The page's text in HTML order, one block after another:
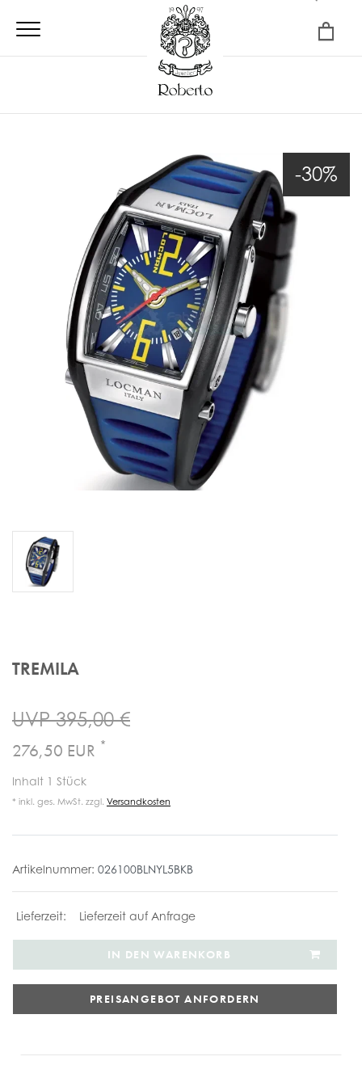
×
-30%
TREMILA
UVP 395,00 €
276,50 EUR *
Inhalt 1 Stück
* inkl. ges. MwSt. zzgl. Versandkosten
Artikelnummer: 026100BLNYL5BKB
Lieferzeit auf Anfrage
IN DEN WARENKORB
PREISANGEBOT ANFORDERN